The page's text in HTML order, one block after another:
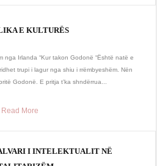
E KULTURËS
nga Irlanda “Kur takon Godonë “Është natë e
trupi i lagur nga shiu i rrëmbyeshëm. Nën
Godonë. E pritja t’ka shndërrua...
Read More
I INTELEKTUALIT NË